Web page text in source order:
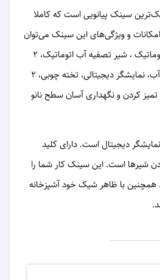
سینک پیانویی است که کاملا
و ویژگی‌های این سینک می‌توان
به کلید شامل لیوان شور اتوماتیک ، شیر تصفیه آب اتوماتیک، 2
آبشار، جامایع، دیمر درجه آب، نمایشگر دیجیتالی، تخته چوبی، 2
کردن و نگهداری آسان سطح نانو
دیجیتال است. دارای کلید
شیرها است. این سینک کار شما را
همچنین با ظاهر شیک خود آشپزخانه